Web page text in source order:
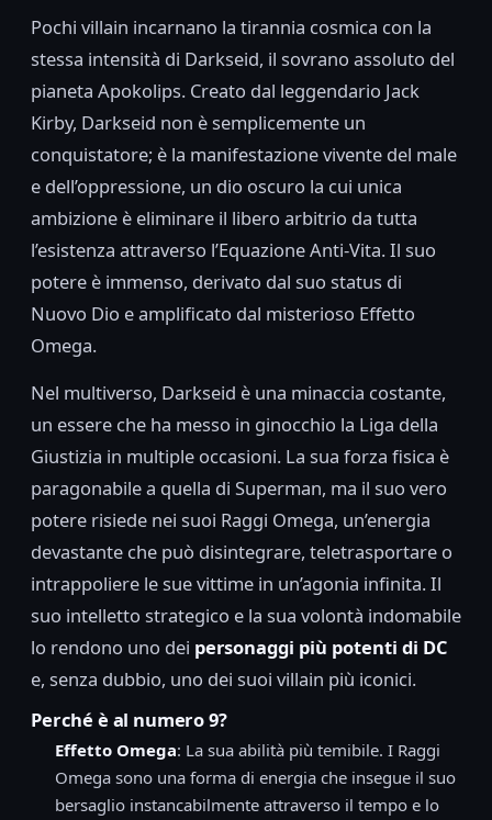
Pochi villain incarnano la tirannia cosmica con la
stessa intensità di Darkseid, il sovrano assoluto del
pianeta Apokolips. Creato dal leggendario Jack
Kirby, Darkseid non è semplicemente un
conquistatore; è la manifestazione vivente del male
e dell’oppressione, un dio oscuro la cui unica
ambizione è eliminare il libero arbitrio da tutta
l’esistenza attraverso l’Equazione Anti-Vita. Il suo
potere è immenso, derivato dal suo status di
Nuovo Dio e amplificato dal misterioso Effetto
Omega.
Nel multiverso, Darkseid è una minaccia costante,
un essere che ha messo in ginocchio la Liga della
Giustizia in multiple occasioni. La sua forza fisica è
paragonabile a quella di Superman, ma il suo vero
potere risiede nei suoi Raggi Omega, un’energia
devastante che può disintegrare, teletrasportare o
intrappoliere le sue vittime in un’agonia infinita. Il
suo intelletto strategico e la sua volontà indomabile
lo rendono uno dei personaggi più potenti di DC
e, senza dubbio, uno dei suoi villain più iconici.
Perché è al numero 9?
Effetto Omega: La sua abilità più temibile. I Raggi
Omega sono una forma di energia che insegue il suo
bersaglio instancabilmente attraverso il tempo e lo